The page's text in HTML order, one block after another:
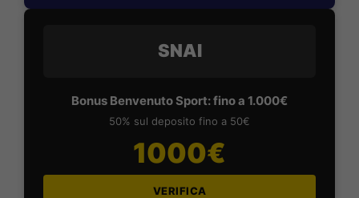
SNAI
Bonus Benvenuto Sport: fino a 1.000€
50% sul deposito fino a 50€
1000€
VERIFICA